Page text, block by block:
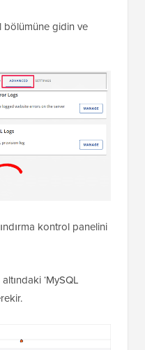
bölümüne gidin ve
kontrol panelini
‘MySQL